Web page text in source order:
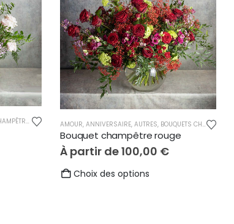
,FÊTE DES MÈRES ,NAISSANCE,REMERCIEMENTS
AMOUR, ANNIVERSAIRE, AUTRES, BOUQUETS CHAMPÊTRES
Bouquet champêtre rouge
À partir de100,00 €
Choix des options